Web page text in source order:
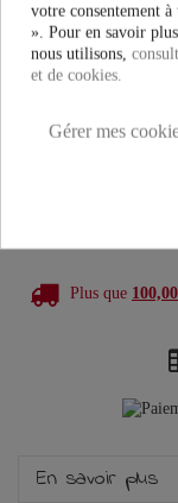
Plus que
En savoir plus
votre consentement
». Pour en savoir
nous utilisons,
et de cookies.
Gérer mes